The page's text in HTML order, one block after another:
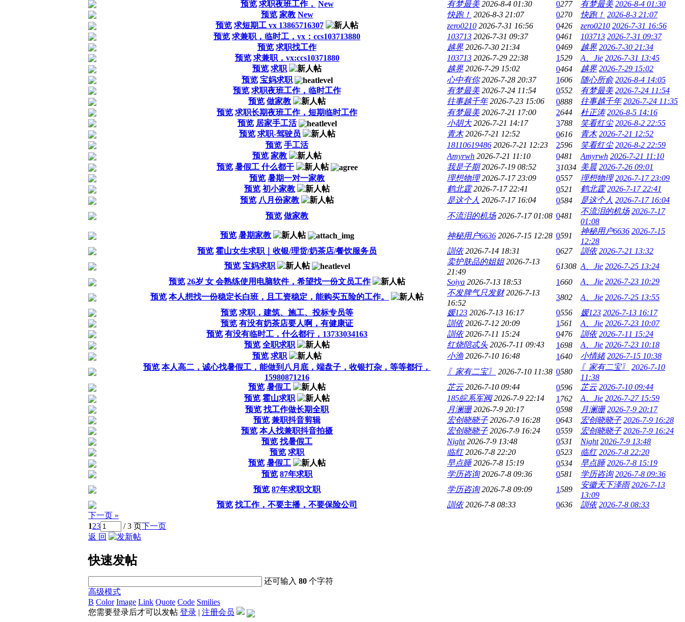
预览 求职夜班工作， New 有梦最美 2026-8-4 01:30 0277 有梦最美 2026-8-4 01:30
预览 家教 New 快跑！ 2026-8-3 21:07 0270 快跑！ 2026-8-3 21:07
预览 求短期工 vx 13865716307 zero0210 2026-7-31 16:56 0426 zero0210 2026-7-31 16:56
预览 求兼职，临时工，vx：ccs103713880 103713 2026-7-31 09:37 0461 103713 2026-7-31 09:37
预览 求职找工作 越界 2026-7-30 21:34 0469 越界 2026-7-30 21:34
预览 求兼职，vx:ccs10371880 103713 2026-7-29 22:38 1529 A、Jie 2026-7-31 13:45
预览 求职 越界 2026-7-29 15:02 0464 越界 2026-7-29 15:02
预览 宝妈求职 心中有你 2026-7-28 20:37 1606 随心所俞 2026-8-4 14:05
预览 求职夜班工作，临时工作 有梦最美 2026-7-24 11:54 0552 有梦最美 2026-7-24 11:54
预览 做家教 往事越千年 2026-7-23 15:06 0888 往事越千年 2026-7-24 11:35
预览 求职长期夜班工作，短期临时工作 有梦最美 2026-7-21 17:00 2644 杜正涛 2026-8-5 14:16
预览 居家手工活 小胡大 2026-7-21 14:17 3788 笑看红尘 2026-8-2 22:55
预览 求职-驾驶员 青木 2026-7-21 12:52 0616 青木 2026-7-21 12:52
预览 手工活 18110619486 2026-7-21 12:23 2596 笑看红尘 2026-8-2 22:59
预览 家教 Amyrwh 2026-7-21 11:10 0481 Amyrwh 2026-7-21 11:10
预览 暑假工 什么都干 我是子期 2026-7-19 08:52 31034 美晨 2026-7-26 09:01
预览 暑期一对一家教 理想物理 2026-7-17 23:09 0557 理想物理 2026-7-17 23:09
预览 初小家教 鹤北霆 2026-7-17 22:41 0521 鹤北霆 2026-7-17 22:41
预览 八月份家教 是这个人 2026-7-17 16:04 0584 是这个人 2026-7-17 16:04
预览 做家教 不流泪的机场 2026-7-17 01:08 0481
不流泪的机场 2026-7-17
01:08
预览 暑期家教 神秘用户6636 2026-7-15 12:28 0591
神秘用户6636 2026-7-15
12:28
预览 霍山女生求职｜收银/理货/奶茶店/餐饮服务员 訓依 2026-7-14 18:31 0627 訓依 2026-7-21 13:32
预览 宝妈求职 卖护肤品的姐姐 2026-7-13
21:49
61308 A、Jie 2026-7-25 13:24
预览 26岁 女 会熟练使用电脑软件，希望找一份文员工作 Soiya 2026-7-13 18:53 1660 A、Jie 2026-7-23 10:29
预览 本人想找一份稳定长白班，且工资稳定，能购买五险的工作。 不发脾气只发财 2026-7-13
16:52
3802 A、Jie 2026-7-25 13:55
预览 求职，建筑、施工、投标专员等 媛123 2026-7-13 16:17 0556 媛123 2026-7-13 16:17
预览 有没有奶茶店要人啊，有健康证 訓依 2026-7-12 20:09 1561 A、Jie 2026-7-23 10:07
预览 有没有临时工，什么都行，13733034163 訓依 2026-7-11 15:24 0476 訓依 2026-7-11 15:24
预览 全职求职 红烧陪忒头 2026-7-11 09:43 1698 A、Jie 2026-7-23 10:18
预览 求职 小渔 2026-7-10 16:48 1640 小情緒 2026-7-15 10:38
预览 本人高二，诚心找暑假工，能做到八月底，端盘子，收银打杂，等等都行，
15980871216
〖家有二宝〗 2026-7-10 11:38 0580
〖家有二宝〗
2026-7-10
11:38
预览 暑假工 芷云 2026-7-10 09:44 0596 芷云 2026-7-10 09:44
预览 霍山求职 185皖系军阀 2026-7-9 22:14 1 762 A、Jie 2026-7-27 15:59
预览 找工作做长期全职 月澜珊 2026-7-9 20:17 0598 月澜珊 2026-7-9 20:17
预览 兼职抖音剪辑 宏创晓晓子 2026-7-9 16:28 0643 宏创晓晓子 2026-7-9 16:28
预览 本人找兼职抖音拍摄 宏创晓晓子 2026-7-9 16:24 0559 宏创晓晓子 2026-7-9 16:24
预览 找暑假工 Night 2026-7-9 13:48 0531 Night 2026-7-9 13:48
预览 求职 临红 2026-7-8 22:20 0523 临红 2026-7-8 22:20
预览 暑假工 早点睡 2026-7-8 15:19 0534 早点睡 2026-7-8 15:19
预览 87年求职 学历咨询 2026-7-8 09:36 0581 学历咨询 2026-7-8 09:36
预览 87年求职文职 学历咨询 2026-7-8 09:09 1589
安徽天下泽雨 2026-7-13
13:09
预览 找工作，不要主播，不要保险公司 訓依 2026-7-8 08:33 0636 訓依 2026-7-8 08:33
下一页 »
123 / 3 页下一页
返 回
快速发帖
还可输入80 个字符
高级模式
B Color Image Link Quote Code Smilies
您需要登录后才可以发帖 登录 | 注册会员